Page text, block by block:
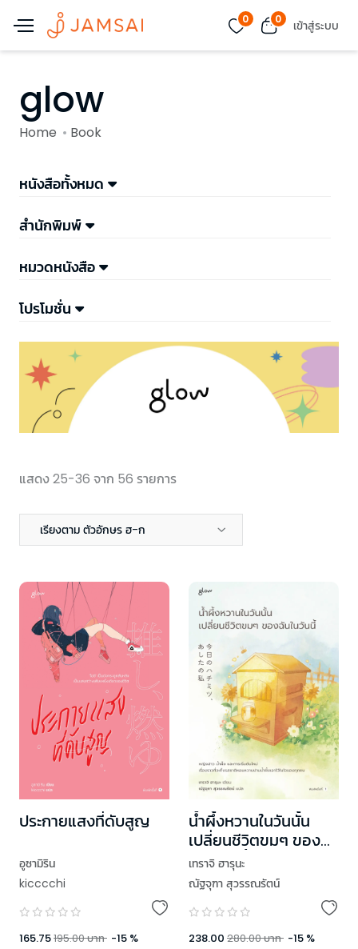
0 0 เข้าสู่ระบบ
glow
Home Book
หนังสือทั้งหมด
สำนักพิมพ์
หมวดหนังสือ
โปรโมชั่น
แสดง 25-36 จาก 56 รายการ
เรียงตาม ตัวอักษร ฮ-ก
ประกายแสงที่ดับสูญ
อูซามิริน
kicccchi
165.75195.00บาท -15 %
น้ำผึ้งหวานในวันนั้น
เปลี่ยนชีวิตขมๆ ของ
ฉันในวันนี้
เทราจิ ฮารุนะ
ณัฐจุฑา สุวรรณรัตน์
238.00 280.00บาท -15 %